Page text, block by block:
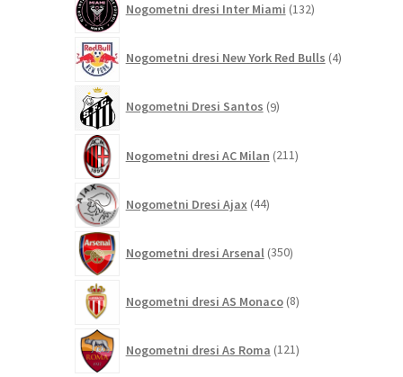
Nogometni dresi Inter Miami 132izdelkov
Nogometni dresi New York Red Bulls 4izdelki
Nogometni Dresi Santos 9izdelkov
Nogometni dresi AC Milan 211izdelkov
Nogometni Dresi Ajax 44izdelkov
Nogometni dresi Arsenal 350izdelkov
Nogometni dresi AS Monaco 8izdelkov
Nogometni dresi As Roma 121izdelkov